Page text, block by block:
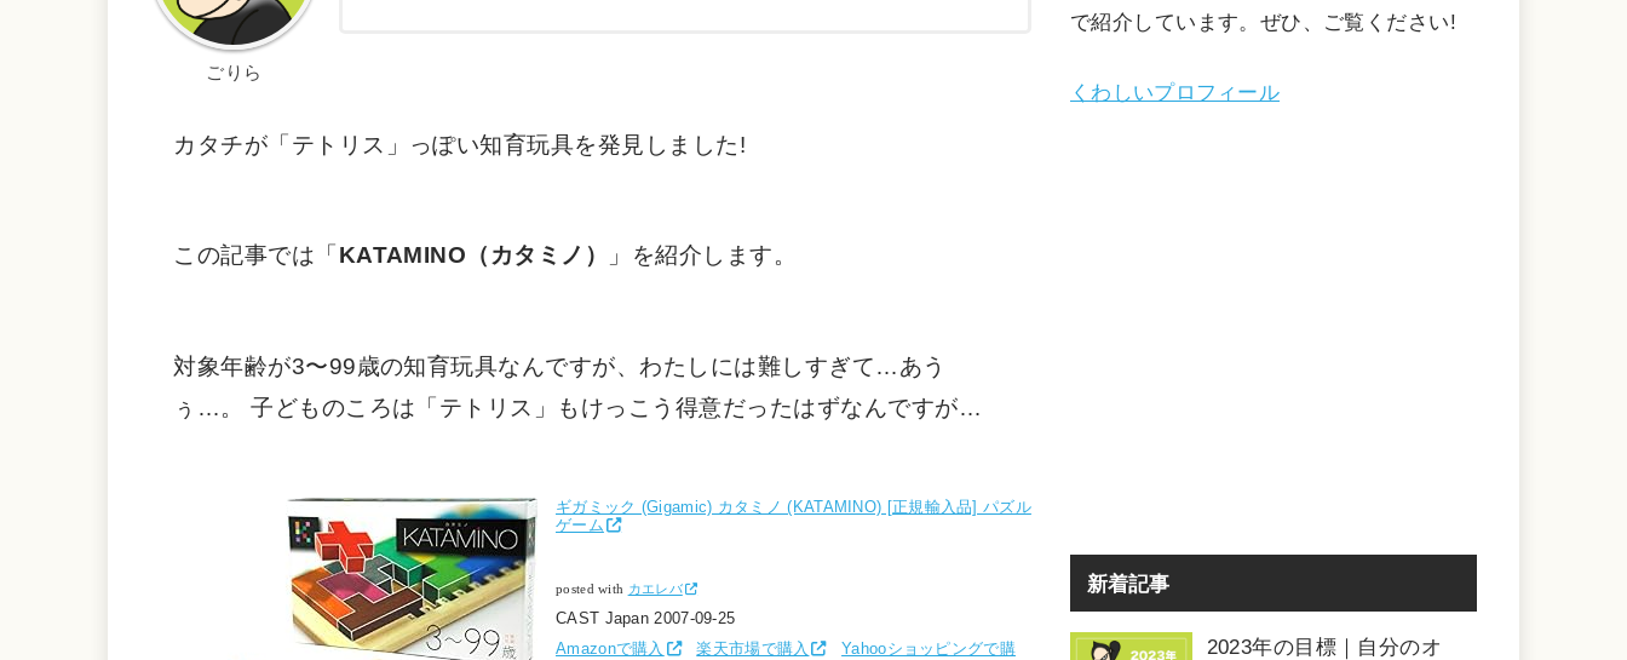
ごりら
カタチが「テトリス」っぽい知育玩具を発見しました!
この記事では「 KATAMINO（カタミノ） 」を紹介します。
対象年齢が3〜99歳の知育玩具なんですが、わたしには難しすぎて…あう
ぅ…。 子どものころは「テトリス」もけっこう得意だったはずなんですが…
ギガミック (Gigamic) カタミノ (KATAMINO) [正規輸入品] パズル
ゲーム
posted with カエレバ
CAST Japan 2007-09-25
Amazonで購入
楽天市場で購入
Yahooショッピングで購
で紹介しています。ぜひ、ご覧ください!
くわしいプロフィール
新着記事
2023年の目標｜自分のオ